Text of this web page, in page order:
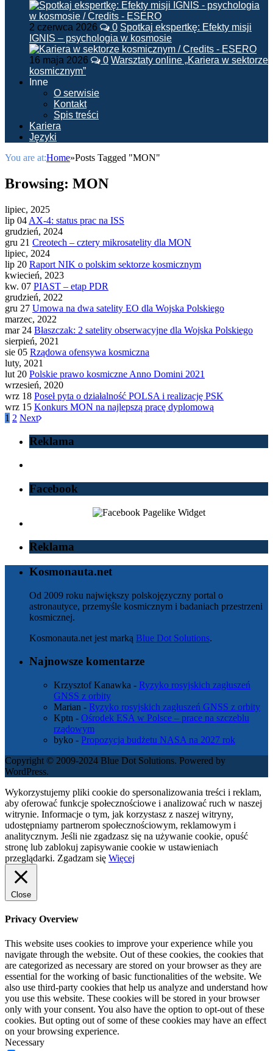
2 czerwca 2026 0 Spotkaj ekspertkę: Efekty misji
IGNIS – psychologia w kosmosie
16 maja 2026 0 Warsztaty online „Kariera w sektorze
kosmicznym”
Inne
O serwisie
Kontakt
Spis treści
Kariera
Języki
You are at:Home»Posts Tagged "MON"
Browsing: MON
lipiec, 2025
lip 04 AX-4: status prac na ISS
grudzień, 2024
gru 21 Creotech – cztery mikrosatelity dla MON
lipiec, 2024
lip 20 Raport NIK o polskim sektorze kosmicznym
kwiecień, 2023
kw. 07 PIAST – etap PDR
grudzień, 2022
gru 27 Umowa na dwa satelity EO dla Wojska Polskiego
marzec, 2022
mar 24 Błaszczak: 2 satelity obserwacyjne dla Wojska Polskiego
sierpień, 2021
sie 05 Rządowa ofensywa kosmiczna
luty, 2021
lut 20 Polskie prawo kosmiczne Anno Domini 2021
wrzesień, 2020
wrz 18 Poseł pyta o działalność POLSA i realizację PSK
wrz 15 Konkurs MON na najlepszą pracę dyplomową
1 2 Next
Reklama
Facebook
Reklama
Kosmonauta.net
Od 2009 roku największy polskojęzyczny portal o
astronautyce, przemyśle kosmicznym i badaniach przestrzeni
kosmicznej.
Kosmonauta.net jest marką Blue Dot Solutions.
Najnowsze komentarze
Krzysztof Kanawka - Ryzyko rosyjskich zagłuszeń
GNSS z orbity
Marian - Ryzyko rosyjskich zagłuszeń GNSS z orbity
Kptn - Ośrodek ESA w Polsce – prace na szczeblu
rządowym
byko - Propozycja budżetu NASA na 2027 rok
Copyright © 2009-2024 Blue Dot Solutions. Powered by
WordPress.
Wykorzystujemy pliki cookie do spersonalizowania treści i reklam,
aby oferować funkcje społecznościowe i analizować ruch w naszej
witrynie. Informacje o tym, jak korzystasz z naszej witryny,
udostępniamy partnerom społecznościowym, reklamowym i
analitycznym. Jeśli nie zgadzasz się na używanie cookie, opuść
stronę lub zablokuj zapisywanie cookie w ustawieniach
przeglądarki. Zgadzam się Więcej
Close
Privacy Overview
This website uses cookies to improve your experience while you
navigate through the website. Out of these cookies, the cookies that
are categorized as necessary are stored on your browser as they are
essential for the working of basic functionalities of the website. We
also use third-party cookies that help us analyze and understand how
you use this website. These cookies will be stored in your browser
only with your consent. You also have the option to opt-out of these
cookies. But opting out of some of these cookies may have an effect
on your browsing experience.
Necessary